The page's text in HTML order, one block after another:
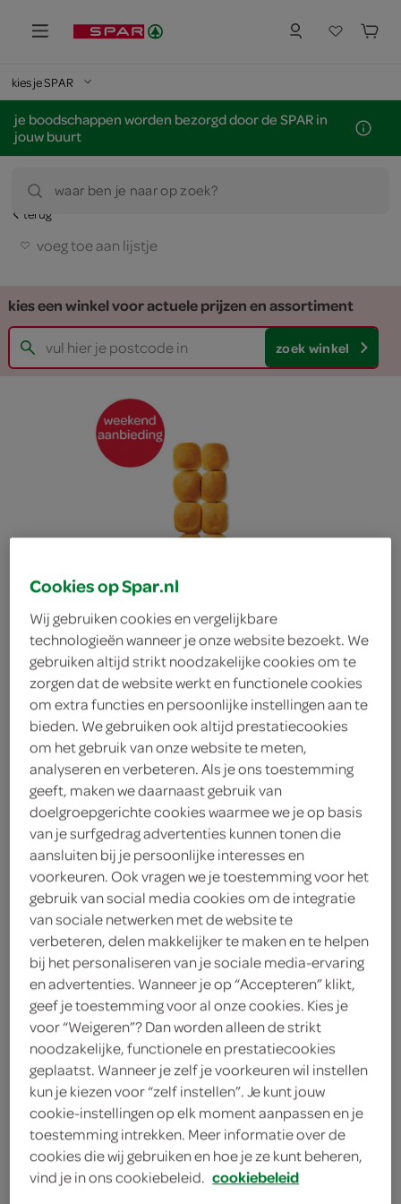
kies je SPAR
je boodschappen worden bezorgd door de SPAR in
jouw buurt
waar ben je naar op zoek?
terug
voeg toe aan lijstje
kies een winkel voor actuele prijzen en assortiment
zoek winkel
Lokale Bakker zachte
bollen wit
Lokale Bakker
2.
69
8 Stuks
Let op: aanbiedingen zijn niet zichtbaar bij de
producten, maar worden wél automatisch
verwerkt in de winkelmand.
dagelijks vers gebakken
alléén op vrijdag en zaterdag 6 + 2 gratis witte
zachte bollen!
Cookies op Spar.nl
Wij gebruiken cookies en vergelijkbare
technologieën wanneer je onze website bezoekt. We
gebruiken altijd strikt noodzakelijke cookies om te
zorgen dat de website werkt en functionele cookies
om extra functies en persoonlijke instellingen aan te
bieden. We gebruiken ook altijd prestatiecookies
om het gebruik van onze website te meten,
analyseren en verbeteren. Als je ons toestemming
geeft, maken we daarnaast gebruik van
doelgroepgerichte cookies waarmee we je op basis
van je surfgedrag advertenties kunnen tonen die
aansluiten bij je persoonlijke interesses en
voorkeuren. Ook vragen we je toestemming voor het
gebruik van social media cookies om de integratie
van sociale netwerken met de website te
verbeteren, delen makkelijker te maken en te helpen
bij het personaliseren van je sociale media-ervaring
en advertenties. Wanneer je op “Accepteren” klikt,
geef je toestemming voor al onze cookies. Kies je
voor “Weigeren”? Dan worden alleen de strikt
noodzakelijke, functionele en prestatiecookies
geplaatst. Wanneer je zelf je voorkeuren wil instellen
kun je kiezen voor “zelf instellen”. Je kunt jouw
cookie-instellingen op elk moment aanpassen en je
toestemming intrekken. Meer informatie over de
cookies die wij gebruiken en hoe je ze kunt beheren,
vind je in ons cookiebeleid. cookiebeleid